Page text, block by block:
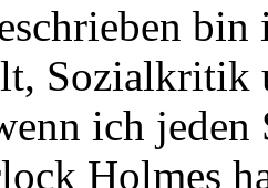
Sozialkritik
ich jeden
Holmes